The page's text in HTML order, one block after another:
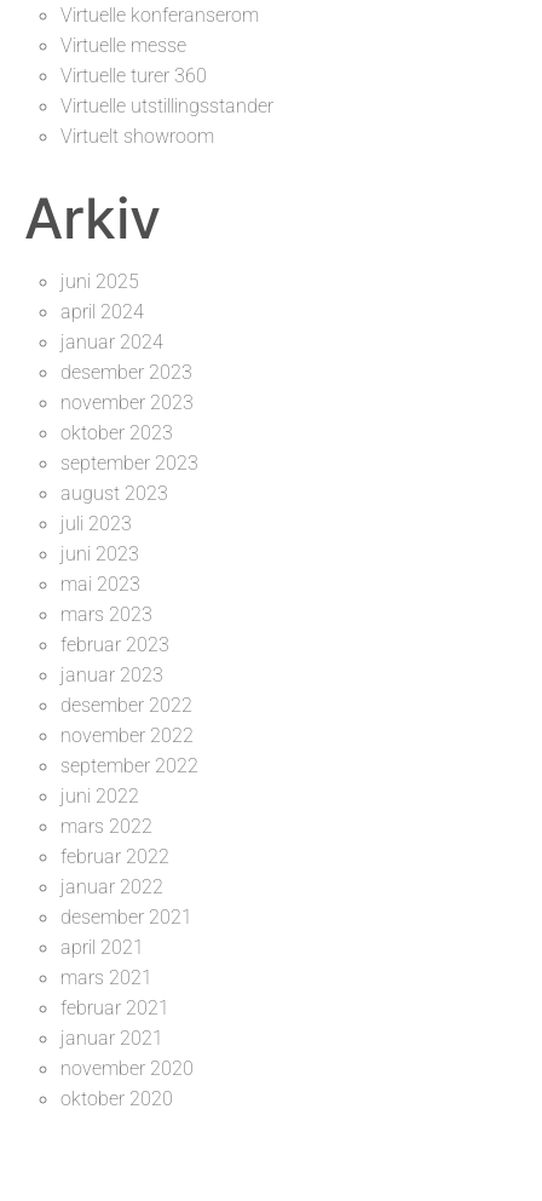
Virtuelle konferanserom
Virtuelle messe
Virtuelle turer 360
Virtuelle utstillingsstander
Virtuelt showroom
Arkiv
juni 2025
april 2024
januar 2024
desember 2023
november 2023
oktober 2023
september 2023
august 2023
juli 2023
juni 2023
mai 2023
mars 2023
februar 2023
januar 2023
desember 2022
november 2022
september 2022
juni 2022
mars 2022
februar 2022
januar 2022
desember 2021
april 2021
mars 2021
februar 2021
januar 2021
november 2020
oktober 2020